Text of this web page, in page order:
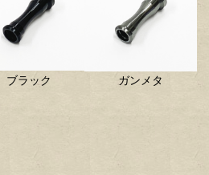
ブラック ガンメタ